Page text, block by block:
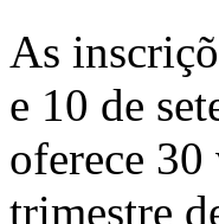
As
e 10 de
oferece
trimestre